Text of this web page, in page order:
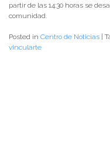
partir de las 14:30 horas se
comunidad.
Posted in Centro de Noticias
vincularte